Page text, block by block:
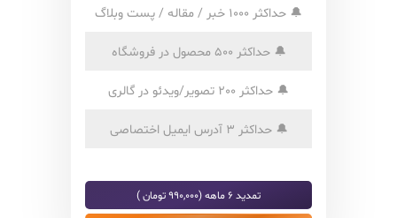
🔔 حداکثر 1000 خبر / مقاله / پست وبلاگ
🔔حداکثر 500 محصول در فروشگاه
🔔 حداکثر 200 تصویر/ویدئو در گالری
🔔حداکثر 3 آدرس ایمیل اختصاصی
تمدید 6 ماهه (990,000 تومان )